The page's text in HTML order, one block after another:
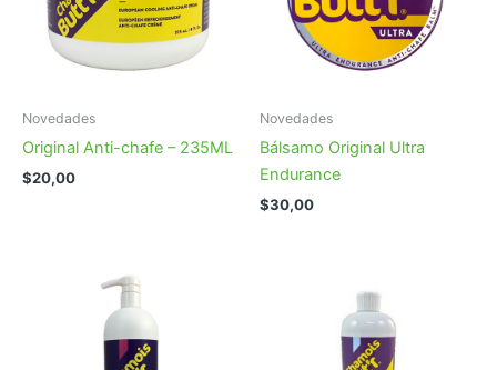
Novedades
Original Anti-chafe – 235ML
$20,00
Novedades
Bálsamo Original Ultra
Endurance
$30,00